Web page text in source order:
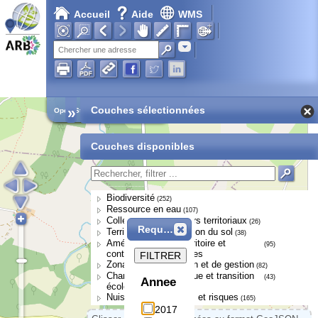
Accueil Aide WMS
Adresse
Open Street Map
» Couches sélectionnées
Couches disponibles
Biodiversité (252)
Ressource en eau (107)
Collectivités et acteurs territoriaux (26)
Territoires et occupation du sol (38)
Aménagement du territoire et
continuités écologiques
(95)
Zonages de protection et de gestion (82)
Changement climatique et transition
écologique
(43)
Nuisances, pressions et risques (165)
Requête
Annee
2017
FILTRER